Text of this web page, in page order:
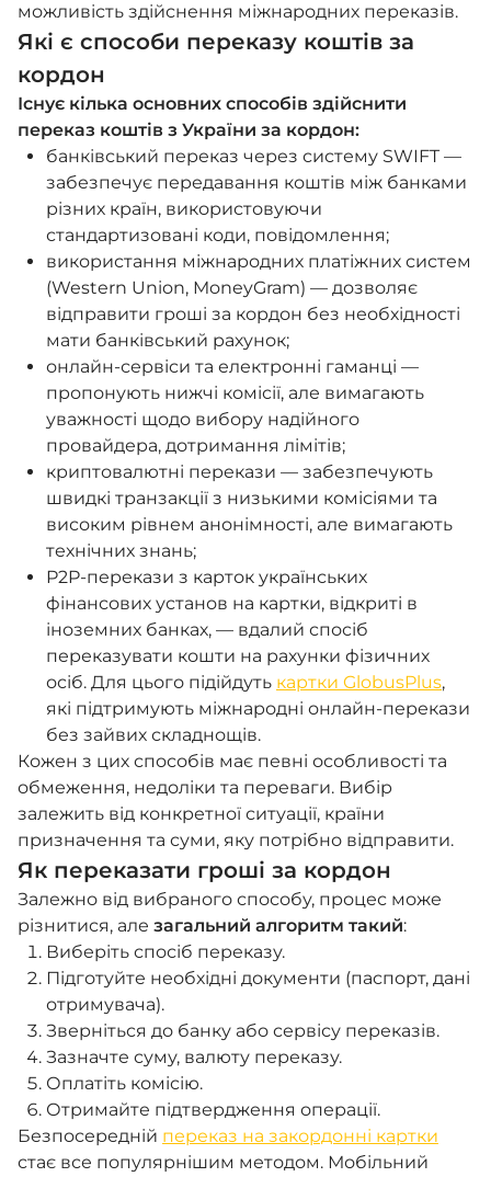
можливість здійснення міжнародних переказів.
Які є способи переказу коштів за
кордон
Існує кілька основних способів здійснити
переказ коштів з України за кордон:
банківський переказ через систему SWIFT —
забезпечує передавання коштів між банками
різних країн, використовуючи
стандартизовані коди, повідомлення;
використання міжнародних платіжних систем
(Western Union, MoneyGram) — дозволяє
відправити гроші за кордон без необхідності
мати банківський рахунок;
онлайн-сервіси та електронні гаманці —
пропонують нижчі комісії, але вимагають
уважності щодо вибору надійного
провайдера, дотримання лімітів;
криптовалютні перекази — забезпечують
швидкі транзакції з низькими комісіями та
високим рівнем анонімності, але вимагають
технічних знань;
P2P-перекази з карток українських
фінансових установ на картки, відкриті в
іноземних банках, — вдалий спосіб
переказувати кошти на рахунки фізичних
осіб. Для цього підійдуть картки GlobusPlus,
які підтримують міжнародні онлайн-перекази
без зайвих складнощів.
Кожен з цих способів має певні особливості та
обмеження, недоліки та переваги. Вибір
залежить від конкретної ситуації, країни
призначення та суми, яку потрібно відправити.
Як переказати гроші за кордон
Залежно від вибраного способу, процес може
різнитися, але загальний алгоритм такий:
Виберіть спосіб переказу.
Підготуйте необхідні документи (паспорт, дані
отримувача).
Зверніться до банку або сервісу переказів.
Зазначте суму, валюту переказу.
Оплатіть комісію.
Отримайте підтвердження операції.
Безпосередній переказ на закордонні картки
стає все популярнішим методом. Мобільний